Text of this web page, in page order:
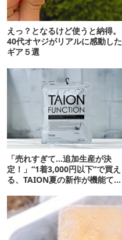
えっ？となるけど使うと納得。
40代オヤジがリアルに感動した
ギア５選
「売れすぎて…追加生産が決
定！」“1着3,000円以下”で買え
る、TAION夏の新作が機能てん